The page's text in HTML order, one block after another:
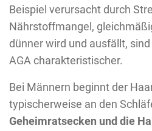
Beispiel verursacht durch
Nährstoffmangel,
dünner wird und ausfällt,
AGA charakteristischer.
Bei Männern beginnt der
typischerweise an den
Geheimratsecken und die